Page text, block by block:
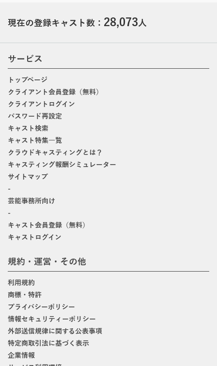
現在の登録キャスト数： 28,073人
サービス
トップページ
クライアント会員登録（無料）
クライアントログイン
パスワード再設定
キャスト検索
キャスト特集一覧
クラウドキャスティングとは？
キャスティング報酬シミュレーター
サイトマップ
-
芸能事務所向け
-
キャスト会員登録（無料）
キャストログイン
規約・運営・その他
利用規約
商標・特許
プライバシーポリシー
情報セキュリティーポリシー
外部送信規律に関する公表事項
特定商取引法に基づく表示
企業情報